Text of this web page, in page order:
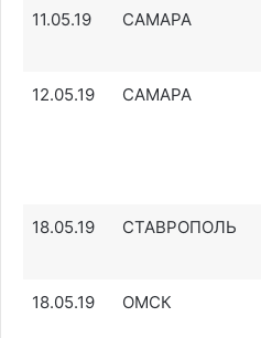
11.05.19 САМАРА
12.05.19 САМАРА
18.05.19 СТАВРОПОЛЬ
18.05.19 ОМСК